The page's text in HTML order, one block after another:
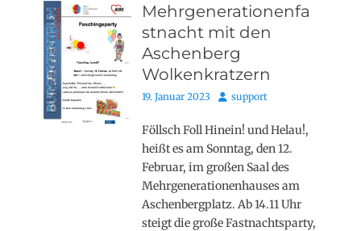
Mehrgenerationenfa
stnacht mit den
Aschenberg
Wolkenkratzern
Posted
19. Januar 2023 Autorsupport
Föllsch Foll Hinein! und Helau!,
heißt es am Sonntag, den 12.
Februar, im großen Saal des
Mehrgenerationenhauses am
Aschenbergplatz. Ab 14.11 Uhr
steigt die große Fastnachtsparty,